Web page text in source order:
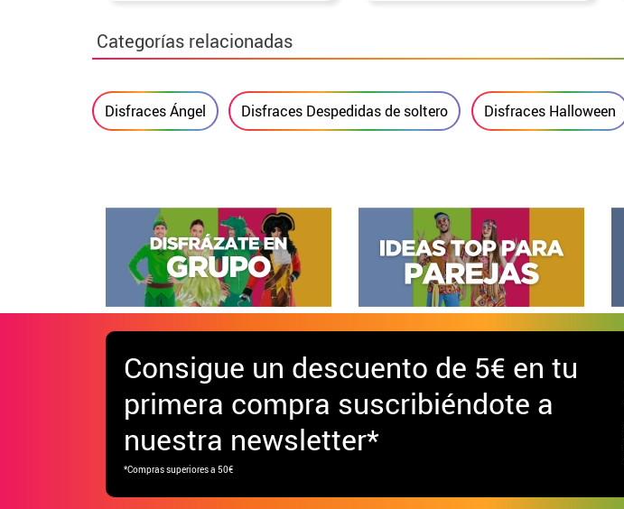
Categorías relacionadas
Disfraces Ángel Disfraces Despedidas de soltero Disfraces Halloween
Consigue un descuento de 5€ en tu
primera compra suscribiéndote a
nuestra newsletter*
*Compras superiores a 50€